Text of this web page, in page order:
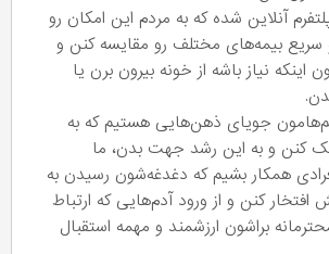
پلتفرم آنلاین شده که به مردم این امکان رو
بیمه‌های مختلف رو مقایسه کنن و
اینکه نیاز باشه از خونه بیرون برن یا
جویای ذهن‌هایی هستیم که به
کنن و به این رشد جهت بدن، ما
همکار بشیم که دغدغه‌شون رسیدن به
افتخار کنن و از ورود آدم‌هایی که ارتباط
براشون ارزشمند و مهمه استقبال